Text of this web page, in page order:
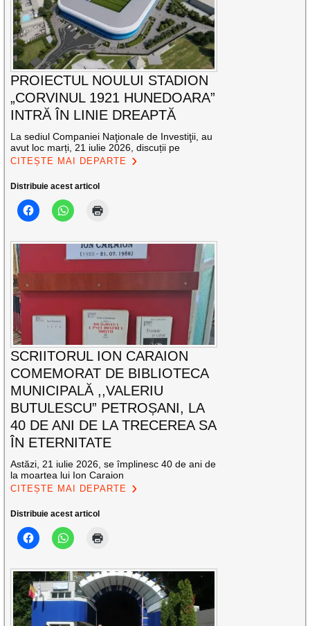
PROIECTUL NOULUI STADION
„CORVINUL 1921 HUNEDOARA”
INTRĂ ÎN LINIE DREAPTĂ
La sediul Companiei Naţionale de Investiţii, au
avut loc marți, 21 iulie 2026, discuții pe
CITEȘTE MAI DEPARTE
Distribuie acest articol
SCRIITORUL ION CARAION
COMEMORAT DE BIBLIOTECA
MUNICIPALĂ ,,VALERIU
BUTULESCU” PETROȘANI, LA
40 DE ANI DE LA TRECEREA SA
ÎN ETERNITATE
Astăzi, 21 iulie 2026, se împlinesc 40 de ani de
la moartea lui Ion Caraion
CITEȘTE MAI DEPARTE
Distribuie acest articol